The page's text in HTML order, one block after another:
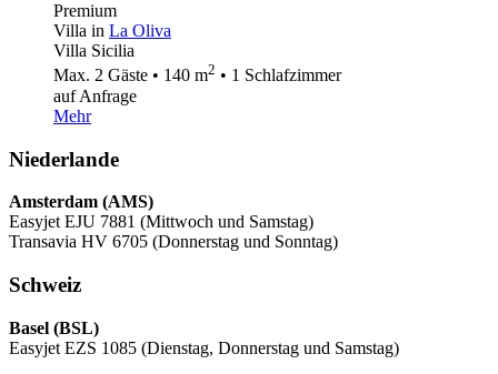
Premium
Villa in La Oliva
Villa Sicilia
Max. 2 Gäste • 140 m2 • 1 Schlafzimmer
auf Anfrage
Mehr
Niederlande
Amsterdam (AMS)
Easyjet EJU 7881 (Mittwoch und Samstag)
Transavia HV 6705 (Donnerstag und Sonntag)
Schweiz
Basel (BSL)
Easyjet EZS 1085 (Dienstag, Donnerstag und Samstag)